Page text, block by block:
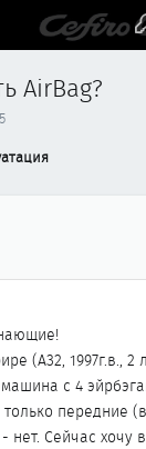
AirBag?
(А32, 1997г.в., 2
с 4
передние
Сейчас хочу